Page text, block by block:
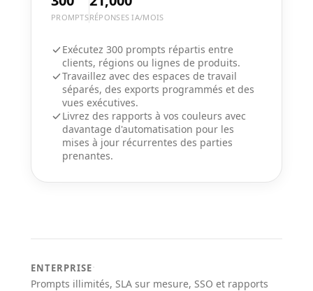
PROMPTSRÉPONSES IA/MOIS
Exécutez 300 prompts répartis entre
clients, régions ou lignes de produits.
Travaillez avec des espaces de travail
séparés, des exports programmés et des
vues exécutives.
Livrez des rapports à vos couleurs avec
davantage d'automatisation pour les
mises à jour récurrentes des parties
prenantes.
ENTERPRISE·
Prompts illimités, SLA sur mesure, SSO et rapports